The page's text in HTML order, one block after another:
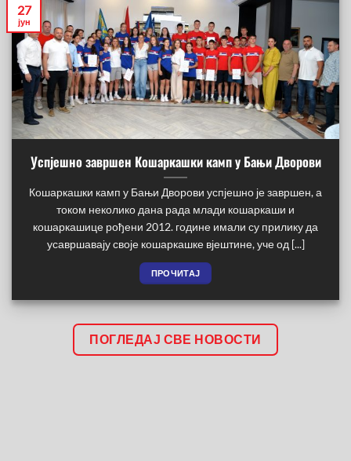
Успјешно завршен Кошаркашки камп у Бањи Дворови
Кошаркашки камп у Бањи Дворови успјешно је завршен, а
током неколико дана рада млади кошаркаши и
кошаркашице рођени 2012. године имали су прилику да
усавршавају своје кошаркашке вјештине, уче од [...]
ПРОЧИТАЈ
27
јун
ПОГЛЕДАЈ СВЕ НОВОСТИ